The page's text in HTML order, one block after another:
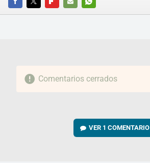
FACEBOOKTWITTERFLIPBOARD
E-
WHATSAPP
Comentarios cerrados
VER 1 COMENTARIO